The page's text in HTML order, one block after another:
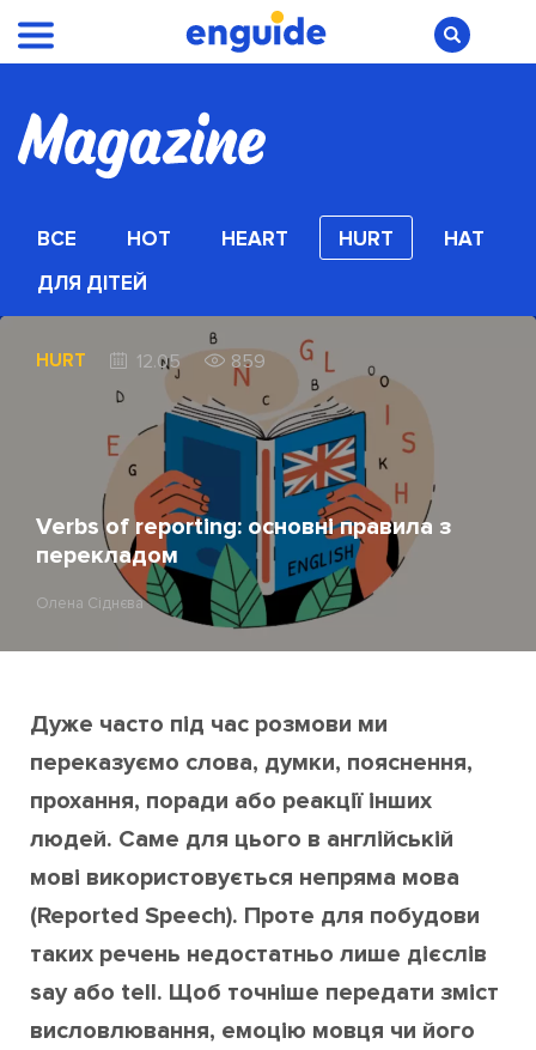
ВСЕ HOT HEART HURT
HAT
ДЛЯ ДІТЕЙ
HURT 12.05 859
Verbs of reporting: основні правила з
перекладом
Олена Сіднєва
Дуже часто під час розмови ми
переказуємо слова, думки, пояснення,
прохання, поради або реакції інших
людей. Саме для цього в англійській
мові використовується непряма мова
(Reported Speech). Проте для побудови
таких речень недостатньо лише дієслів
say або tell. Щоб точніше передати зміст
висловлювання, емоцію мовця чи його